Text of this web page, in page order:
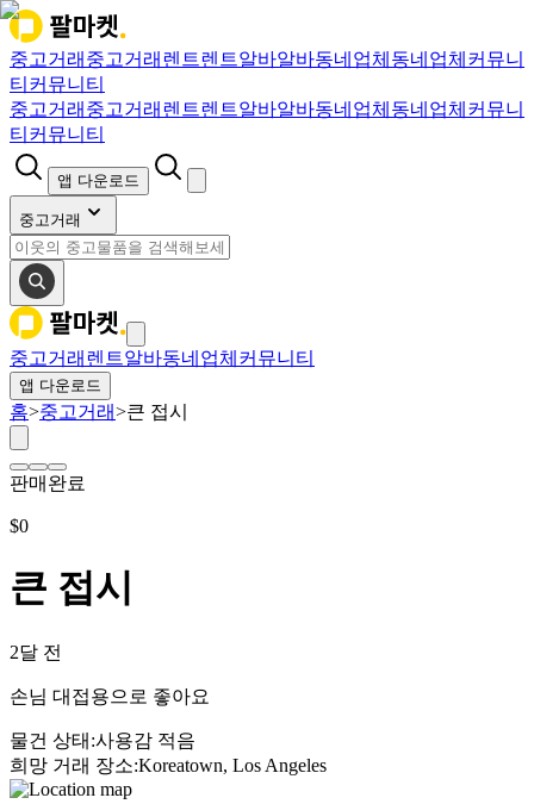
중고거래 중고거래 렌트렌트알바알바동네업체 동네업체 커뮤니
티 커뮤니티
중고거래 중고거래 렌트렌트알바알바동네업체 동네업체 커뮤니
티 커뮤니티
앱 다운로드
중고거래
중고거래 렌트알바동네업체 커뮤니티
앱 다운로드
홈>중고거래>큰 접시
판매완료
$0
큰 접시
2달 전
손님 대접용으로 좋아요
물건 상태 :사용감 적음
희망 거래 장소:Koreatown, Los Angeles